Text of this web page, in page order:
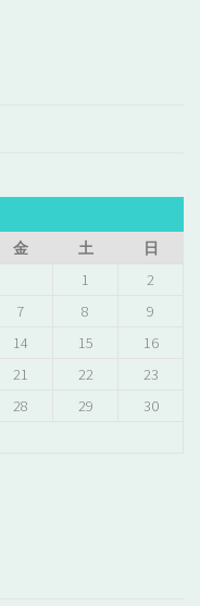
金 土
日
1
2
7 8
9
14 15
16
21 22
23
28 29
30